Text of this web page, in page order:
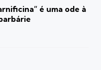
é uma ode à